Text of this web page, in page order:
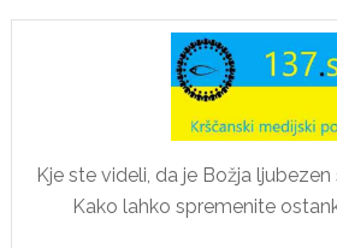
Skip
Skip
Skip
Skip
Kje ste videli, da je Božja
Kako lahko spremenite